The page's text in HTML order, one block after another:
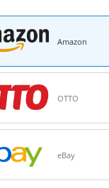
Amazon
OTTO
eBay